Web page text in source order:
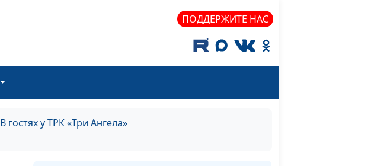
ПОДДЕРЖИТЕ НАС
В гостях у ТРК «Три Ангела»
Анна Богатская,
Михаил Севастьянов
#13
семью
Анна Богатская, Анна
Ронжина, Алексей
#12
переносит. Когда